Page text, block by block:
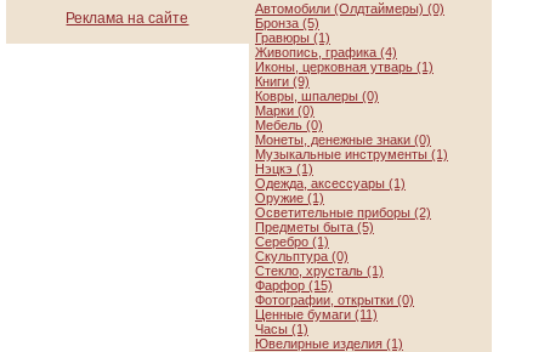
Реклама на сайте
Автомобили (Олдтаймеры) (0)
Бронза (5)
Гравюры (1)
Живопись, графика (4)
Иконы, церковная утварь (1)
Книги (9)
Ковры, шпалеры (0)
Марки (0)
Мебель (0)
Монеты, денежные знаки (0)
Музыкальные инструменты (1)
Нэцкэ (1)
Одежда, аксессуары (1)
Оружие (1)
Осветительные приборы (2)
Предметы быта (5)
Серебро (1)
Скульптура (0)
Стекло, хрусталь (1)
Фарфор (15)
Фотографии, открытки (0)
Ценные бумаги (11)
Часы (1)
Ювелирные изделия (1)